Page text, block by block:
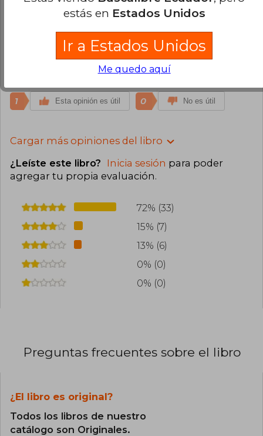
Esta opinión es útil 0 No es útil
Sandra Marcela Calvachi Mora
28 de Julio, 2020
Compra Verificada
No me gustó la pasta. El contenido es bello!
1 Esta opinión es útil 0 No es útil
Cargar más opiniones del libro
¿Leíste este libro? Inicia sesión para poder
agregar tu propia evaluación.
72% (33)
15% (7)
13% (6)
0% (0)
0% (0)
Preguntas frecuentes sobre el libro
¿El libro es original?
Todos los libros de nuestro
catálogo son Originales.
estás en Estados Unidos
Ir a Estados Unidos
Me quedo aquí